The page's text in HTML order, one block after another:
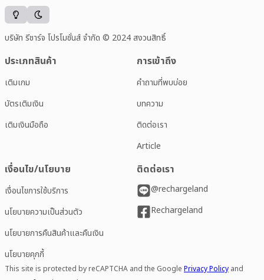
บริษัท รีชาร์จ โปรโมชั่นส์ จำกัด © 2024 สงวนสิทธิ์
ประเภทสินค้า
เติมเกม
บัตรเติมเงิน
เติมเงินมือถือ
การเข้าถึง
คำถามที่พบบ่อย
บทความ
ติดต่อเรา
Article
เงื่อนไข/นโยบาย
เงื่อนไขการใช้บริการ
นโยบายความเป็นส่วนตัว
นโยบายการคืนสินค้าและคืนเงิน
นโยบายคุกกี้
ติดต่อเรา
@rechargeland
Rechargeland
This site is protected by reCAPTCHA and the Google Privacy Policy and